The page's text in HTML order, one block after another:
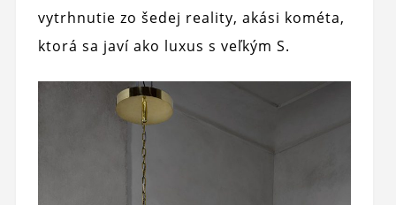
vytrhnutie zo šedej reality, akási kométa,
ktorá sa javí ako luxus s veľkým S.